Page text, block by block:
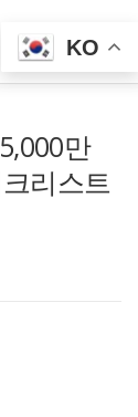
메뉴
만
리스트
KO